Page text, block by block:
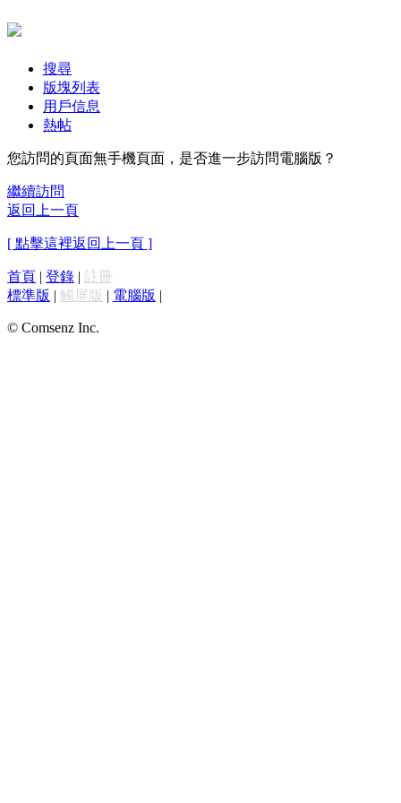
搜尋
版塊列表
用戶信息
熱帖
您訪問的頁面無手機頁面，是否進一步訪問電腦版？
繼續訪問
返回上一頁
[ 點擊這裡返回上一頁 ]
首頁 | 登錄 | 註冊
標準版 | 觸屏版 | 電腦版 |
© Comsenz Inc.